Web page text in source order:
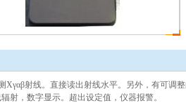
Χγαβ射线。直接读出射线水平。另外，有可调
射，数字显示。超出设定值，仪器报警。